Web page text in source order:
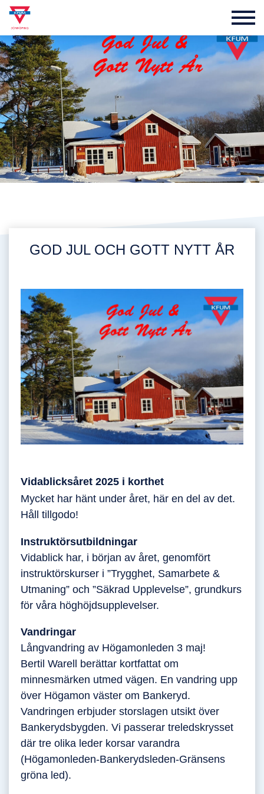
GOD JUL OCH GOTT NYTT ÅR
Vidablicksåret 2025 i korthet
Mycket har hänt under året, här en del av det.
Håll tillgodo!
Instruktörsutbildningar
Vidablick har, i början av året, genomfört
instruktörskurser i ”Trygghet, Samarbete &
Utmaning” och ”Säkrad Upplevelse”, grundkurs
för våra höghöjdsupplevelser.
Vandringar
Långvandring av Högamonleden 3 maj!
Bertil Warell berättar kortfattat om
minnesmärken utmed vägen. En vandring upp
över Högamon väster om Bankeryd.
Vandringen erbjuder storslagen utsikt över
Bankerydsbygden. Vi passerar treledskrysset
där tre olika leder korsar varandra
(Högamonleden-Bankerydsleden-Gränsens
gröna led).